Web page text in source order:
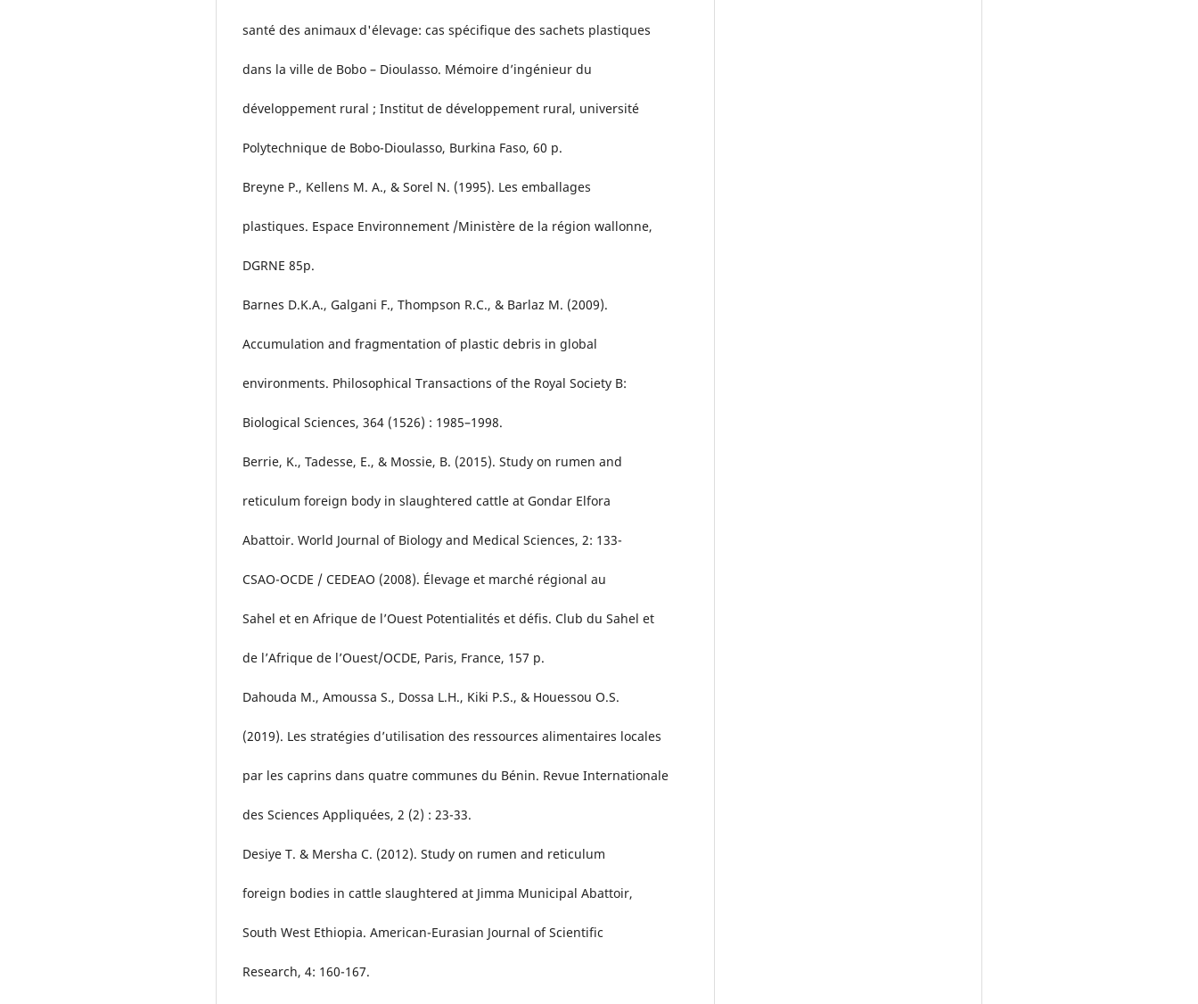
santé des animaux d'élevage: cas spécifique des sachets plastiques
dans la ville de Bobo – Dioulasso. Mémoire d’ingénieur du
développement rural ; Institut de développement rural, université
Polytechnique de Bobo-Dioulasso, Burkina Faso, 60 p.
Breyne P., Kellens M. A., & Sorel N. (1995). Les emballages
plastiques. Espace Environnement /Ministère de la région wallonne,
DGRNE 85p.
Barnes D.K.A., Galgani F., Thompson R.C., & Barlaz M. (2009).
Accumulation and fragmentation of plastic debris in global
environments. Philosophical Transactions of the Royal Society B:
Biological Sciences, 364 (1526) : 1985–1998.
Berrie, K., Tadesse, E., & Mossie, B. (2015). Study on rumen and
reticulum foreign body in slaughtered cattle at Gondar Elfora
Abattoir. World Journal of Biology and Medical Sciences, 2: 133-
CSAO-OCDE / CEDEAO (2008). Élevage et marché régional au
Sahel et en Afrique de l’Ouest Potentialités et défis. Club du Sahel et
de l’Afrique de l’Ouest/OCDE, Paris, France, 157 p.
Dahouda M., Amoussa S., Dossa L.H., Kiki P.S., & Houessou O.S.
(2019). Les stratégies d’utilisation des ressources alimentaires locales
par les caprins dans quatre communes du Bénin. Revue Internationale
des Sciences Appliquées, 2 (2) : 23-33.
Desiye T. & Mersha C. (2012). Study on rumen and reticulum
foreign bodies in cattle slaughtered at Jimma Municipal Abattoir,
South West Ethiopia. American-Eurasian Journal of Scientific
Research, 4: 160-167.